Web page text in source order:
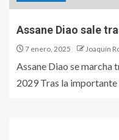
Assane Diao sale
7 enero, 2025 Joaquín
Assane Diao se marcha
2029 Tras la